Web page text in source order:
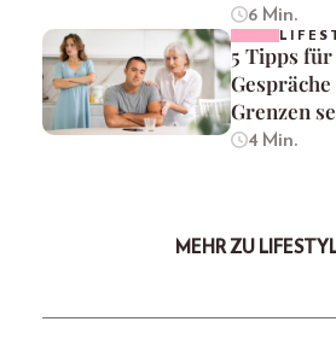
6 Min.
5 Tipps
Grenzen
4 Min.
MEHR ZU